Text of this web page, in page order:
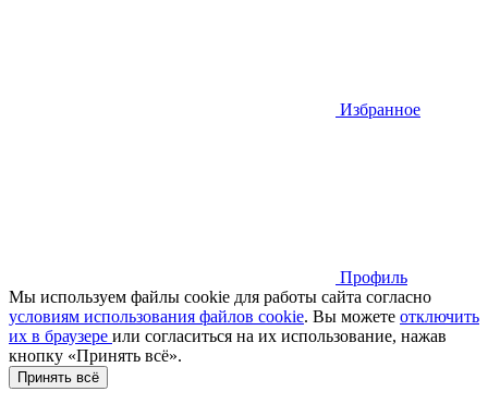
Избранное
Профиль
Мы используем файлы cookie для работы сайта согласно
условиям использования файлов cookie. Вы можете отключить
их в браузере или cогласиться на их использование, нажав
кнопку «Принять всё».
Принять всё